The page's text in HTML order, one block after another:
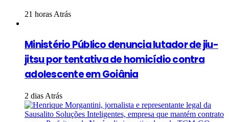
21 horas Atrás
Ministério Público denuncia lutador de jiu-
jitsu por tentativa de homicídio contra
adolescente em Goiânia
2 dias Atrás